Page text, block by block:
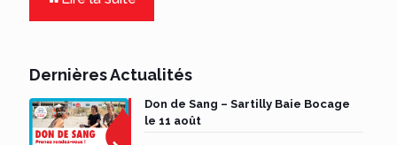
Dernières Actualités
Don de Sang – Sartilly Baie Bocage
le 11 août